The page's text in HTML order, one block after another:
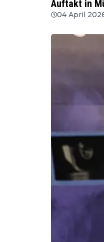
Auftakt in
04 April